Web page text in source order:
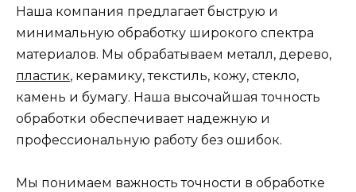
Наша компания предлагает быструю и
минимальную обработку широкого спектра
материалов. Мы обрабатываем металл, дерево,
пластик, керамику, текстиль, кожу, стекло,
камень и бумагу. Наша высочайшая точность
обработки обеспечивает надежную и
профессиональную работу без ошибок.
Мы понимаем важность точности в обработке